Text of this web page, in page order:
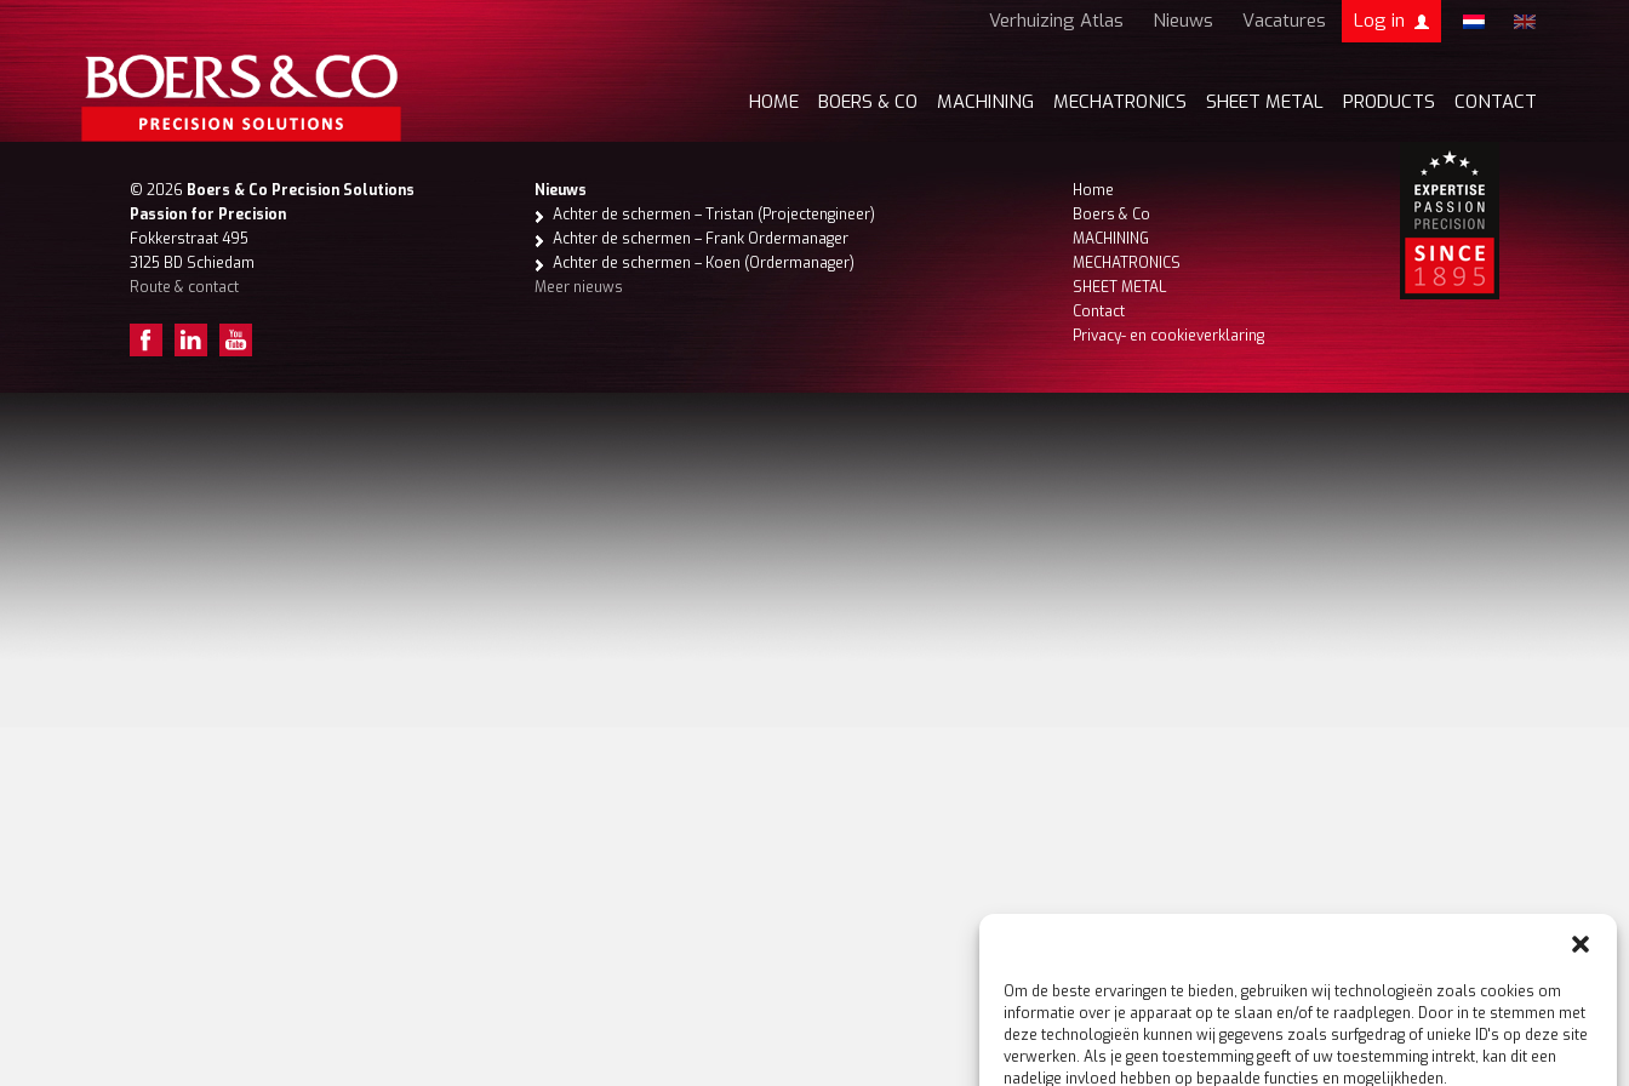
Om de beste ervaringen te bieden, gebruiken wij technologieën zoals cookies om
informatie over je apparaat op te slaan en/of te raadplegen. Door in te stemmen met
deze technologieën kunnen wij gegevens zoals surfgedrag of unieke ID's op deze site
verwerken. Als je geen toestemming geeft of uw toestemming intrekt, kan dit een
nadelige invloed hebben op bepaalde functies en mogelijkheden.
Verhuizing Atlas Nieuws Vacatures
Log in
Boers HR
HOME BOERS & CO MACHINING MECHATRONICS SHEET METAL PRODUCTS CONTACT
© 2026 Boers & Co Precision Solutions
Passion for Precision
Fokkerstraat 495
3125 BD Schiedam
Route & contact
Nieuws
Achter de schermen – Tristan (Projectengineer)
Achter de schermen – Frank Ordermanager
Achter de schermen – Koen (Ordermanager)
Meer nieuws
Home
Boers & Co
MACHINING
MECHATRONICS
SHEET METAL
Contact
Privacy- en cookieverklaring